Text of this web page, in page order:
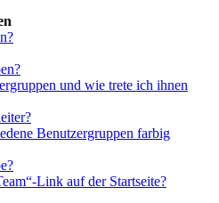
und wie trete ich ihnen
Benutzergruppen farbig
Link auf der Startseite?